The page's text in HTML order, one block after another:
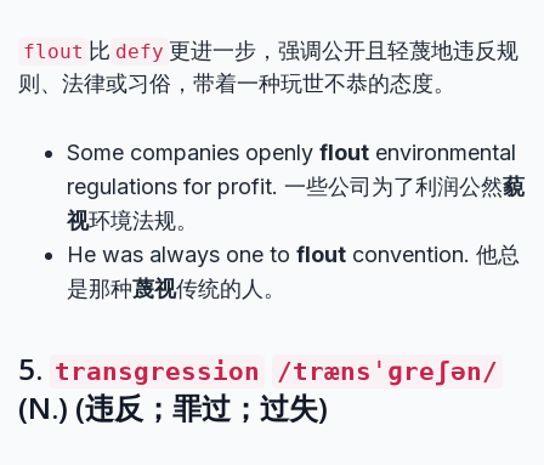
flout 比 defy 更进一步，强调公开且轻蔑地违反规
则、法律或习俗，带着一种玩世不恭的态度。
Some companies openly flout environmental
regulations for profit. 一些公司为了利润公然藐
视环境法规。
He was always one to flout convention. 他总
是那种蔑视传统的人。
5. transgression /trænsˈɡreʃən/
(N.) (违反；罪过；过失)